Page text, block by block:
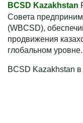
BCSD Kazakhstan
Совета
(WBCSD),
продвижения
глобальном уровне.
BCSD Kazakhstan в